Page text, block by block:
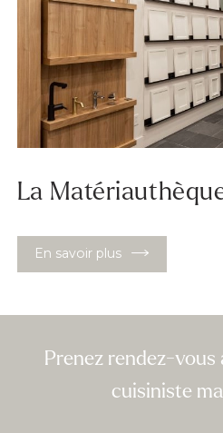
La
En savoir plus
Prenez rendez-vous
cuisiniste